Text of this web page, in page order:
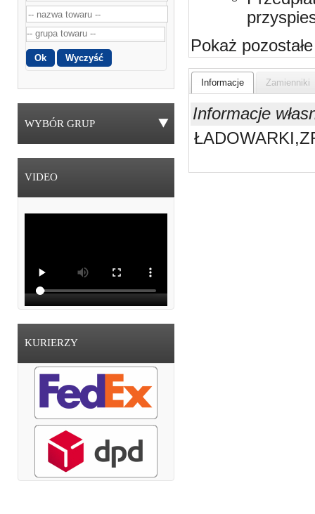
WYBÓR GRUP
VIDEO
KURIERZY
Pokaż pozostałe
Informacje Zamienniki
Informacje